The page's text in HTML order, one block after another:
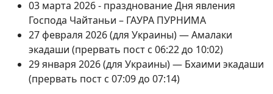
03 марта 2026 - празднование Дня явления
Господа Чайтаньи – ГАУРА ПУРНИМА
27 февраля 2026 (для Украины) — Амалаки
экадаши (прервать пост с 06:22 до 10:02)
29 января 2026 (для Украины) — Бхаими экадаши
(прервать пост с 07:09 до 07:14)